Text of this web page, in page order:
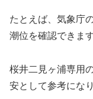
たとえば、気象庁
潮位を確認できます
桜井二見ヶ浦専用
安として参考にな